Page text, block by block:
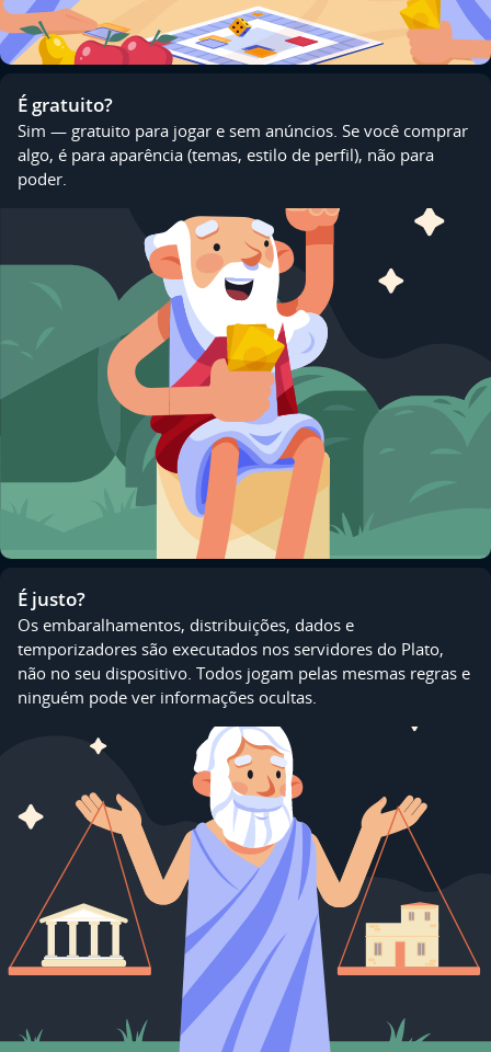
É gratuito?
Sim — gratuito para jogar e sem anúncios. Se você comprar
algo, é para aparência (temas, estilo de perfil), não para
poder.
É justo?
Os embaralhamentos, distribuições, dados e
temporizadores são executados nos servidores do Plato,
não no seu dispositivo. Todos jogam pelas mesmas regras e
ninguém pode ver informações ocultas.